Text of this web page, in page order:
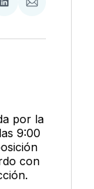
Compartir
LinkedIn
Compartir
Email
por la
9:00
con